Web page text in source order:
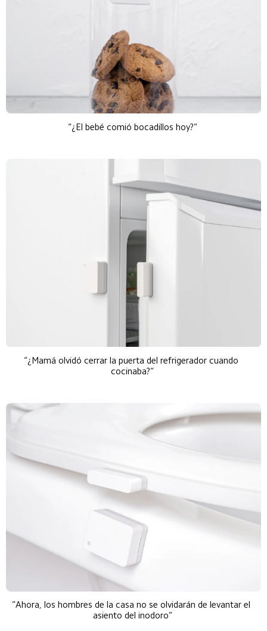
“¿El bebé comió bocadillos hoy?”
“¿Mamá olvidó cerrar la puerta del refrigerador cuando
cocinaba?”
“Ahora, los hombres de la casa no se olvidarán de levantar el
asiento del inodoro”